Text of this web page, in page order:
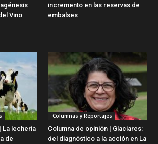
Vino
incremento en las reservas de
embalses
La lechería
de
Columnas y Reportajes
Columna de opinión | Glaciares:
del diagnóstico a la acción en La